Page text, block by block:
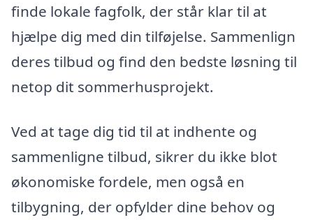
finde lokale fagfolk, der står klar til at
hjælpe dig med din tilføjelse. Sammenlign
deres tilbud og find den bedste løsning til
netop dit sommerhusprojekt.
Ved at tage dig tid til at indhente og
sammenligne tilbud, sikrer du ikke blot
økonomiske fordele, men også en
tilbygning, der opfylder dine behov og